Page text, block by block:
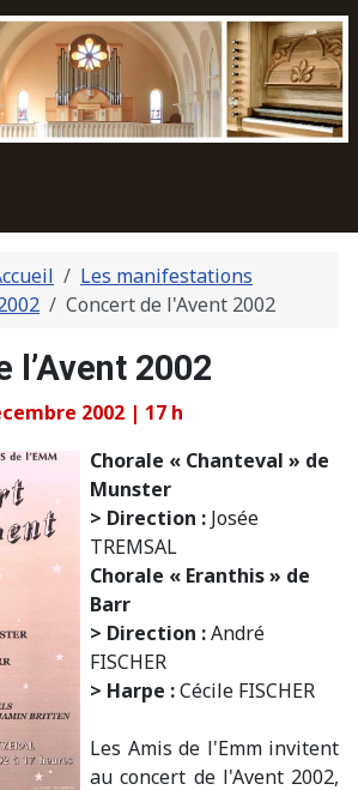
Les manifestations
Concert de l'Avent 2002
l’Avent 2002
2002 | 17 h
Chorale « Chanteval » de
Munster
> Direction : Josée
TREMSAL
Chorale « Eranthis » de
Barr
> Direction :André
FISCHER
> Harpe :Cécile FISCHER
Les Amis de l'Emm invitent
au concert de l'Avent 2002,